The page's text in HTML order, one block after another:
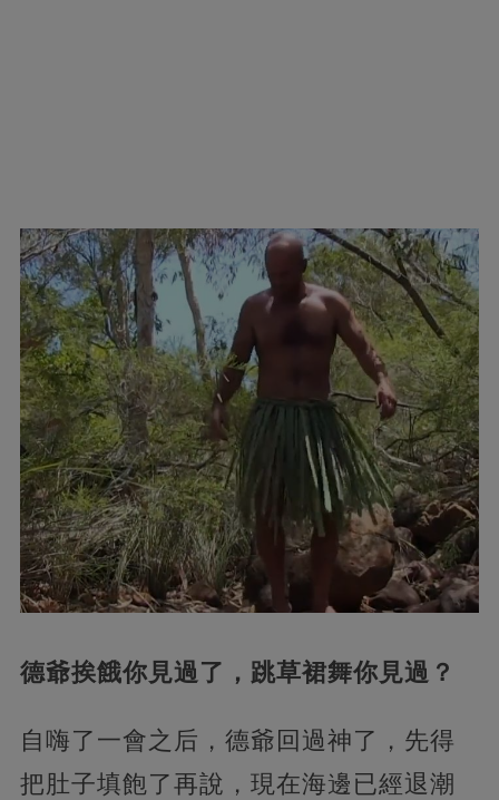
德爺挨餓你見過了，跳草裙舞你見過？
自嗨了一會之后，德爺回過神了，先得
把肚子填飽了再說，現在海邊已經退潮